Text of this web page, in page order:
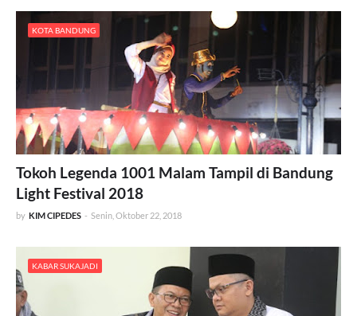
KOTA BANDUNG
Tokoh Legenda 1001 Malam Tampil di Bandung
Light Festival 2018
by KIM CIPEDES - Senin, Oktober 22, 2018
KABAR SUKAJADI